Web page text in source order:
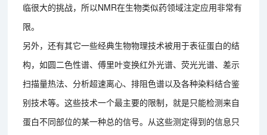
临很大的挑战，所以NMR在生物类似药领域注定应用非常有
限。
另外，还有其它一些经典生物物理技术被用于表征蛋白的结
构，如圆二色性谱、傅里叶变换红外光谱、荧光光谱、差示
扫描量热法、分析超速离心、排阻色谱以及各种染料结合鉴
别技术等。这些技术一个最主要的限制，就是只能检测来自
蛋白不同部位的某一种总的信号。从这些测定得到的信息只